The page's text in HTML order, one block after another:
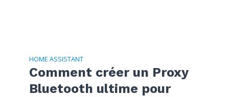
HOME ASSISTANT
Comment créer un Proxy
Bluetooth ultime pour